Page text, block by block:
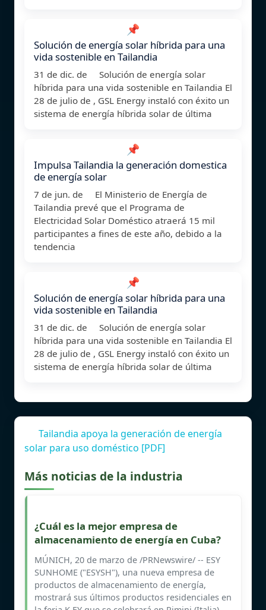
📌
Solución de energía solar híbrida para una
vida sostenible en Tailandia
31 de dic. de Solución de energía solar
híbrida para una vida sostenible en Tailandia El
28 de julio de , GSL Energy instaló con éxito un
sistema de energía híbrida solar de última
📌
Impulsa Tailandia la generación domestica
de energía solar
7 de jun. de El Ministerio de Energía de
Tailandia prevé que el Programa de
Electricidad Solar Doméstico atraerá 15 mil
participantes a fines de este año, debido a la
tendencia
📌
Solución de energía solar híbrida para una
vida sostenible en Tailandia
31 de dic. de Solución de energía solar
híbrida para una vida sostenible en Tailandia El
28 de julio de , GSL Energy instaló con éxito un
sistema de energía híbrida solar de última
Tailandia apoya la generación de energía
solar para uso doméstico [PDF]
Más noticias de la industria
¿Cuál es la mejor empresa de
almacenamiento de energía en Cuba?
MÚNICH, 20 de marzo de /PRNewswire/ -- ESY
SUNHOME ("ESYSH"), una nueva empresa de
productos de almacenamiento de energía,
mostrará sus últimos productos residenciales en